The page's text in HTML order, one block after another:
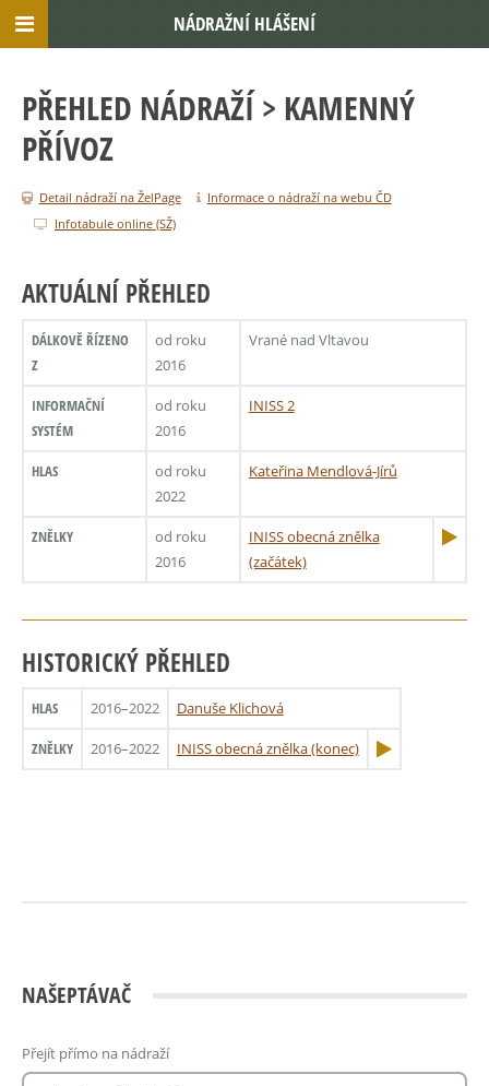
PŘEHLED NÁDRAŽÍ > KAMENNÝ
PŘÍVOZ
Detail nádraží na ŽelPage
Informace o nádraží na webu ČD
Infotabule online (SŽ)
AKTUÁLNÍ PŘEHLED
DÁLKOVĚ ŘÍZENO
Z
od roku
2016
Vrané nad Vltavou
INFORMAČNÍ
SYSTÉM
od roku
2016
INISS 2
HLAS
od roku
2022
Kateřina Mendlová-Jírů
ZNĚLKY
od roku
2016
INISS obecná znělka
(začátek)
HISTORICKÝ PŘEHLED
HLAS 2016–2022 Danuše Klichová
ZNĚLKY 2016–2022 INISS obecná znělka (konec)
NAŠEPTÁVAČ
Přejít přímo na nádraží
NÁDRAŽNÍ HLÁŠENÍ